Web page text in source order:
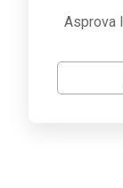
Asprova